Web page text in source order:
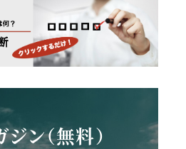
ン（無料）